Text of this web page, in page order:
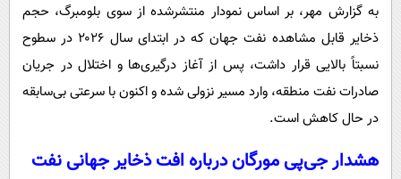
سلامت
فرهنگی
اجتماعی
به گزارش مهر، بر اساس نمودار منتشرشده از سوی بلومبرگ، حجم
ذخایر قابل مشاهده نفت جهان که در ابتدای سال ۲۰۲۶ در سطوح
نسبتاً بالایی قرار داشت، پس از آغاز درگیری‌ها و اختلال در جریان
صادرات نفت منطقه، وارد مسیر نزولی شده و اکنون با سرعتی بی‌سابقه
در حال کاهش است.
هشدار جی‌پی مورگان درباره افت ذخایر جهانی نفت